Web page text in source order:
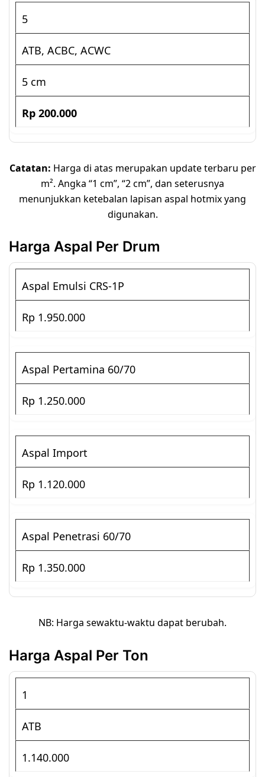
5
ATB, ACBC, ACWC
5 cm
Rp 200.000
Catatan: Harga di atas merupakan update terbaru per
m². Angka “1 cm”, “2 cm”, dan seterusnya
menunjukkan ketebalan lapisan aspal hotmix yang
digunakan.
Harga Aspal Per Drum
Aspal Emulsi CRS-1P
Rp 1.950.000
Aspal Pertamina 60/70
Rp 1.250.000
Aspal Import
Rp 1.120.000
Aspal Penetrasi 60/70
Rp 1.350.000
NB: Harga sewaktu-waktu dapat berubah.
Harga Aspal Per Ton
1
ATB
1.140.000